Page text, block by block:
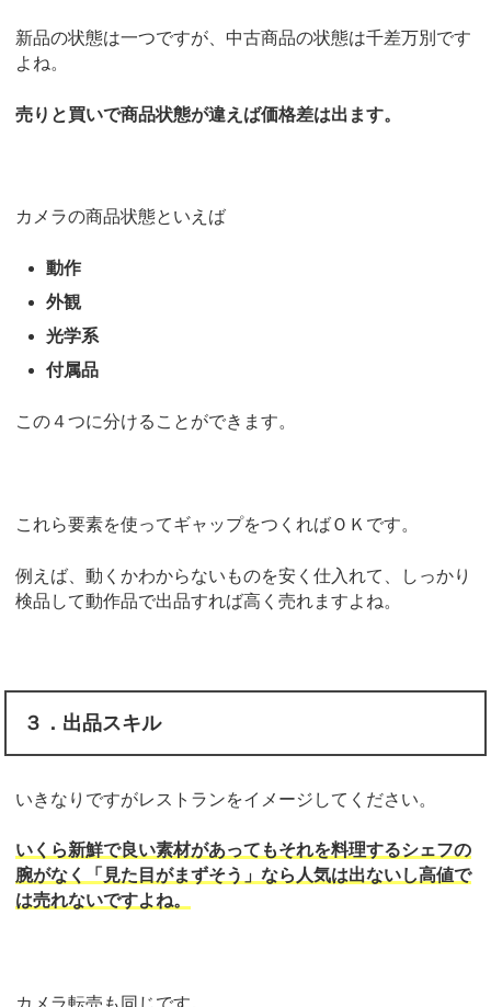
新品の状態は一つですが、中古商品の状態は千差万別です
よね。
売りと買いで商品状態が違えば価格差は出ます。
カメラの商品状態といえば
動作
外観
光学系
付属品
この４つに分けることができます。
これら要素を使ってギャップをつくればＯＫです。
例えば、動くかわからないものを安く仕入れて、しっかり
検品して動作品で出品すれば高く売れますよね。
３．出品スキル
いきなりですがレストランをイメージしてください。
いくら新鮮で良い素材があってもそれを料理するシェフの
腕がなく「見た目がまずそう」なら人気は出ないし高値で
は売れないですよね。
カメラ転売も同じです。